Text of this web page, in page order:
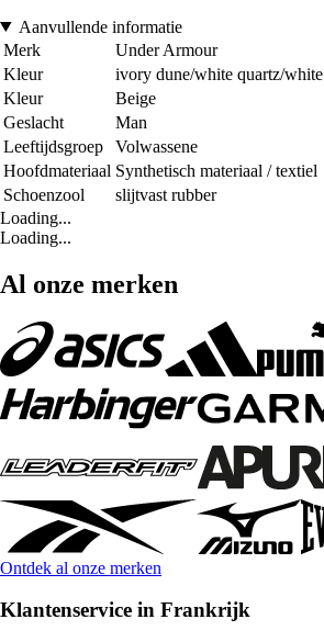
Aanvullende informatie
Merk
Under Armour
Kleur
ivory dune/white quartz/white
Kleur
Beige
Geslacht
Man
Leeftijdsgroep
Volwassene
Hoofdmateriaal Synthetisch materiaal / textiel
Schoenzool
slijtvast rubber
Loading...
Loading...
Al onze merken
Ontdek al onze merken
Klantenservice in Frankrijk